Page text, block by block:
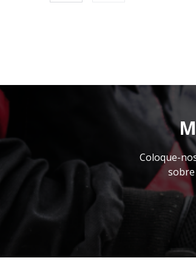
Coloque-